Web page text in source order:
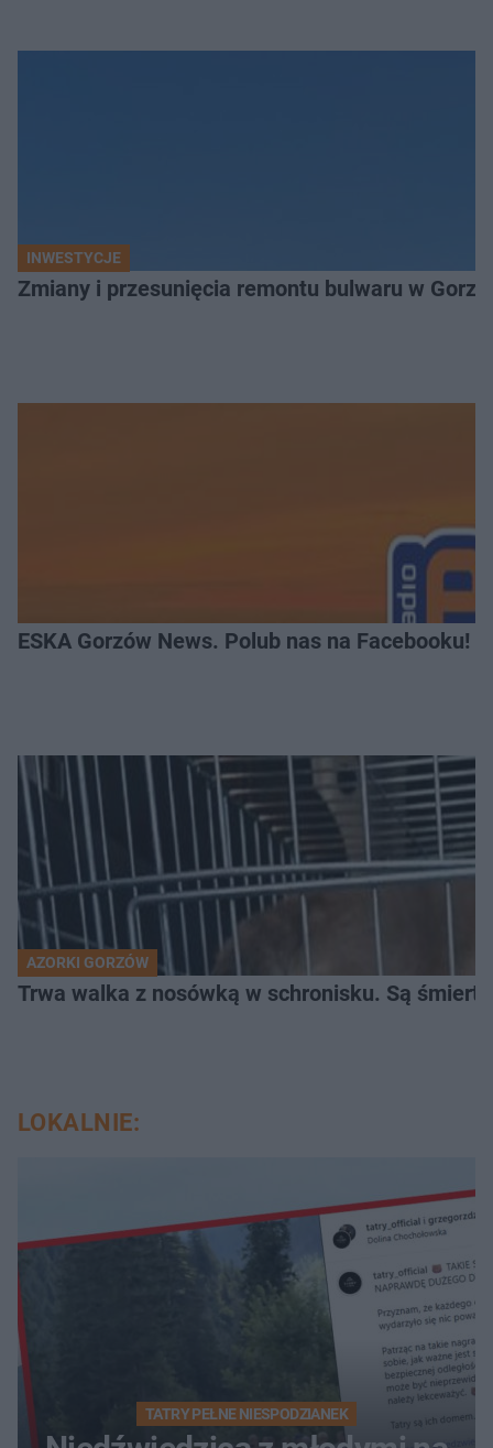
INWESTYCJE
Zmiany i przesunięcia remontu bulwaru w
ESKA Gorzów News. Polub nas na Facebooku!
AZORKI GORZÓW
Trwa walka z nosówką w schronisku. Są
LOKALNIE:
TATRY PEŁNE NIESPODZIANEK